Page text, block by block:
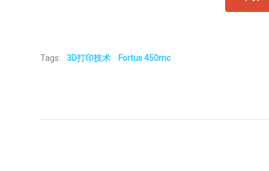
Tags: 3D打印技术 Fortus 450mc